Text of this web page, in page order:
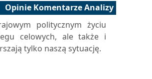
Opinie Komentarze Analizy
politycznym życiu
celowych, ale także i
tylko naszą sytuację.